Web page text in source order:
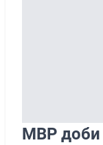
МВР доби